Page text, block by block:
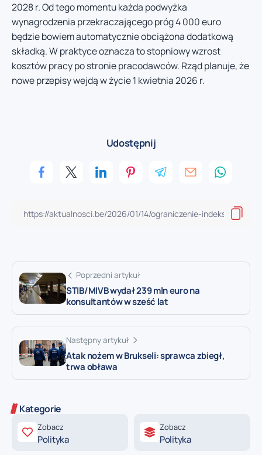
2028 r. Od tego momentu każda podwyżka
wynagrodzenia przekraczającego próg 4 000 euro
będzie bowiem automatycznie obciążona dodatkową
składką. W praktyce oznacza to stopniowy wzrost
kosztów pracy po stronie pracodawców. Rząd planuje, że
nowe przepisy wejdą w życie 1 kwietnia 2026 r.
Udostępnij
Poprzedni artykuł
STIB/MIVB wydał 239 mln euro na
konsultantów w sześć lat
Następny artykuł
Atak nożem w Brukseli: sprawca zbiegł,
trwa obława
Kategorie
Zobacz
Polityka
Zobacz
Polityka